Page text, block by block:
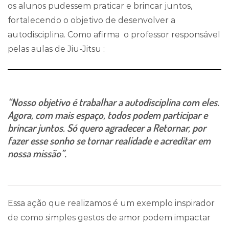
os alunos pudessem praticar e brincar juntos,
fortalecendo o objetivo de desenvolver a
autodisciplina. Como afirma o professor responsável
pelas aulas de Jiu-Jitsu :
“Nosso objetivo é trabalhar a autodisciplina com eles.
Agora, com mais espaço, todos podem participar e
brincar juntos. Só quero agradecer a Retornar, por
fazer esse sonho se tornar realidade e acreditar em
nossa missão”.
Essa ação que realizamos é um exemplo inspirador
de como simples gestos de amor podem impactar